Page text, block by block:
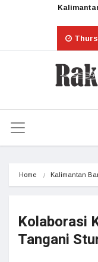
Home Kalimantan
Kolaborasi
Tangani